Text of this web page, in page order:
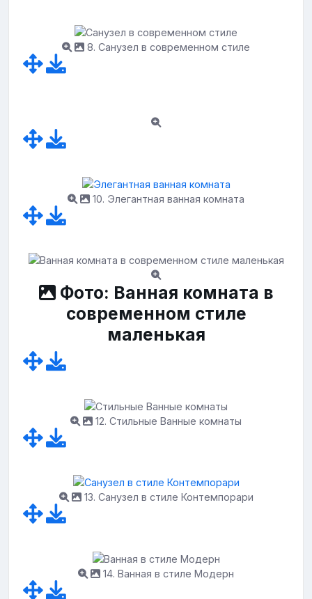
8. Санузел в современном стиле
10. Элегантная ванная комната
Фото: Ванная комната в
современном стиле
маленькая
12. Стильные Ванные комнаты
13. Санузел в стиле Контемпорари
14. Ванная в стиле Модерн